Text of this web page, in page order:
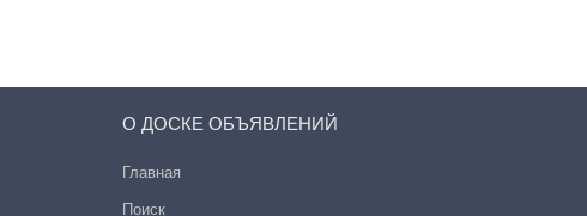
О ДОСКЕ ОБЪЯВЛЕНИЙ
Главная
Поиск